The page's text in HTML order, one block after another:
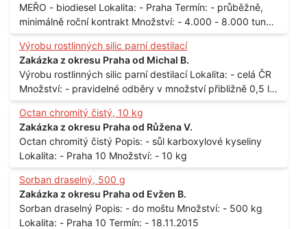
MEŘO - biodiesel Lokalita: - Praha Termín: - průběžně,
minimálně roční kontrakt Množství: - 4.000 - 8.000 tun
měsíčně
Výrobu rostlinných silic parní destilací
Zakázka z okresu Praha od Michal B.
Výrobu rostlinných silic parní destilací Lokalita: - celá ČR
Množství: - pravidelné odběry v množství přibližně 0,5 l
až 1 l
Octan chromitý čistý, 10 kg
Zakázka z okresu Praha od Růžena V.
Octan chromitý čistý Popis: - sůl karboxylové kyseliny
Lokalita: - Praha 10 Množství: - 10 kg
Sorban draselný, 500 g
Zakázka z okresu Praha od Evžen B.
Sorban draselný Popis: - do moštu Množství: - 500 kg
Lokalita: - Praha 10 Termín: - 18.11.2015